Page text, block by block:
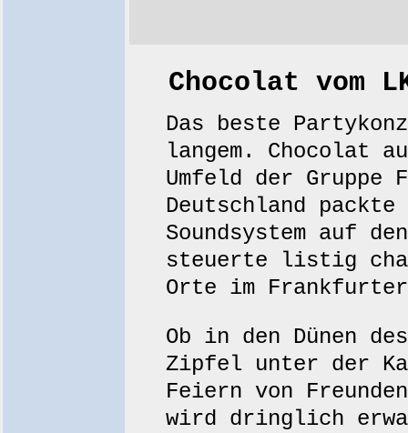
Chocolat vom
Das beste
langem. Chocolat
Umfeld der Gruppe
Deutschland packte
Soundsystem auf
steuerte listig
Orte im
Ob in den Dünen
Zipfel unter der
Feiern von
wird dringlich